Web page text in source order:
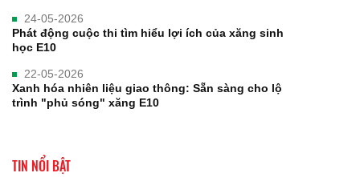
24-05-2026
Phát động cuộc thi tìm hiểu lợi ích của xăng sinh
học E10
22-05-2026
Xanh hóa nhiên liệu giao thông: Sẵn sàng cho lộ
trình "phủ sóng" xăng E10
TIN NỔI BẬT